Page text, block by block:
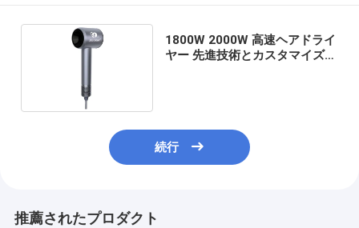
1800W 2000W 高速ヘアドライ
ヤー 先進技術とカスタマイズ可
続行
推薦されたプロダクト